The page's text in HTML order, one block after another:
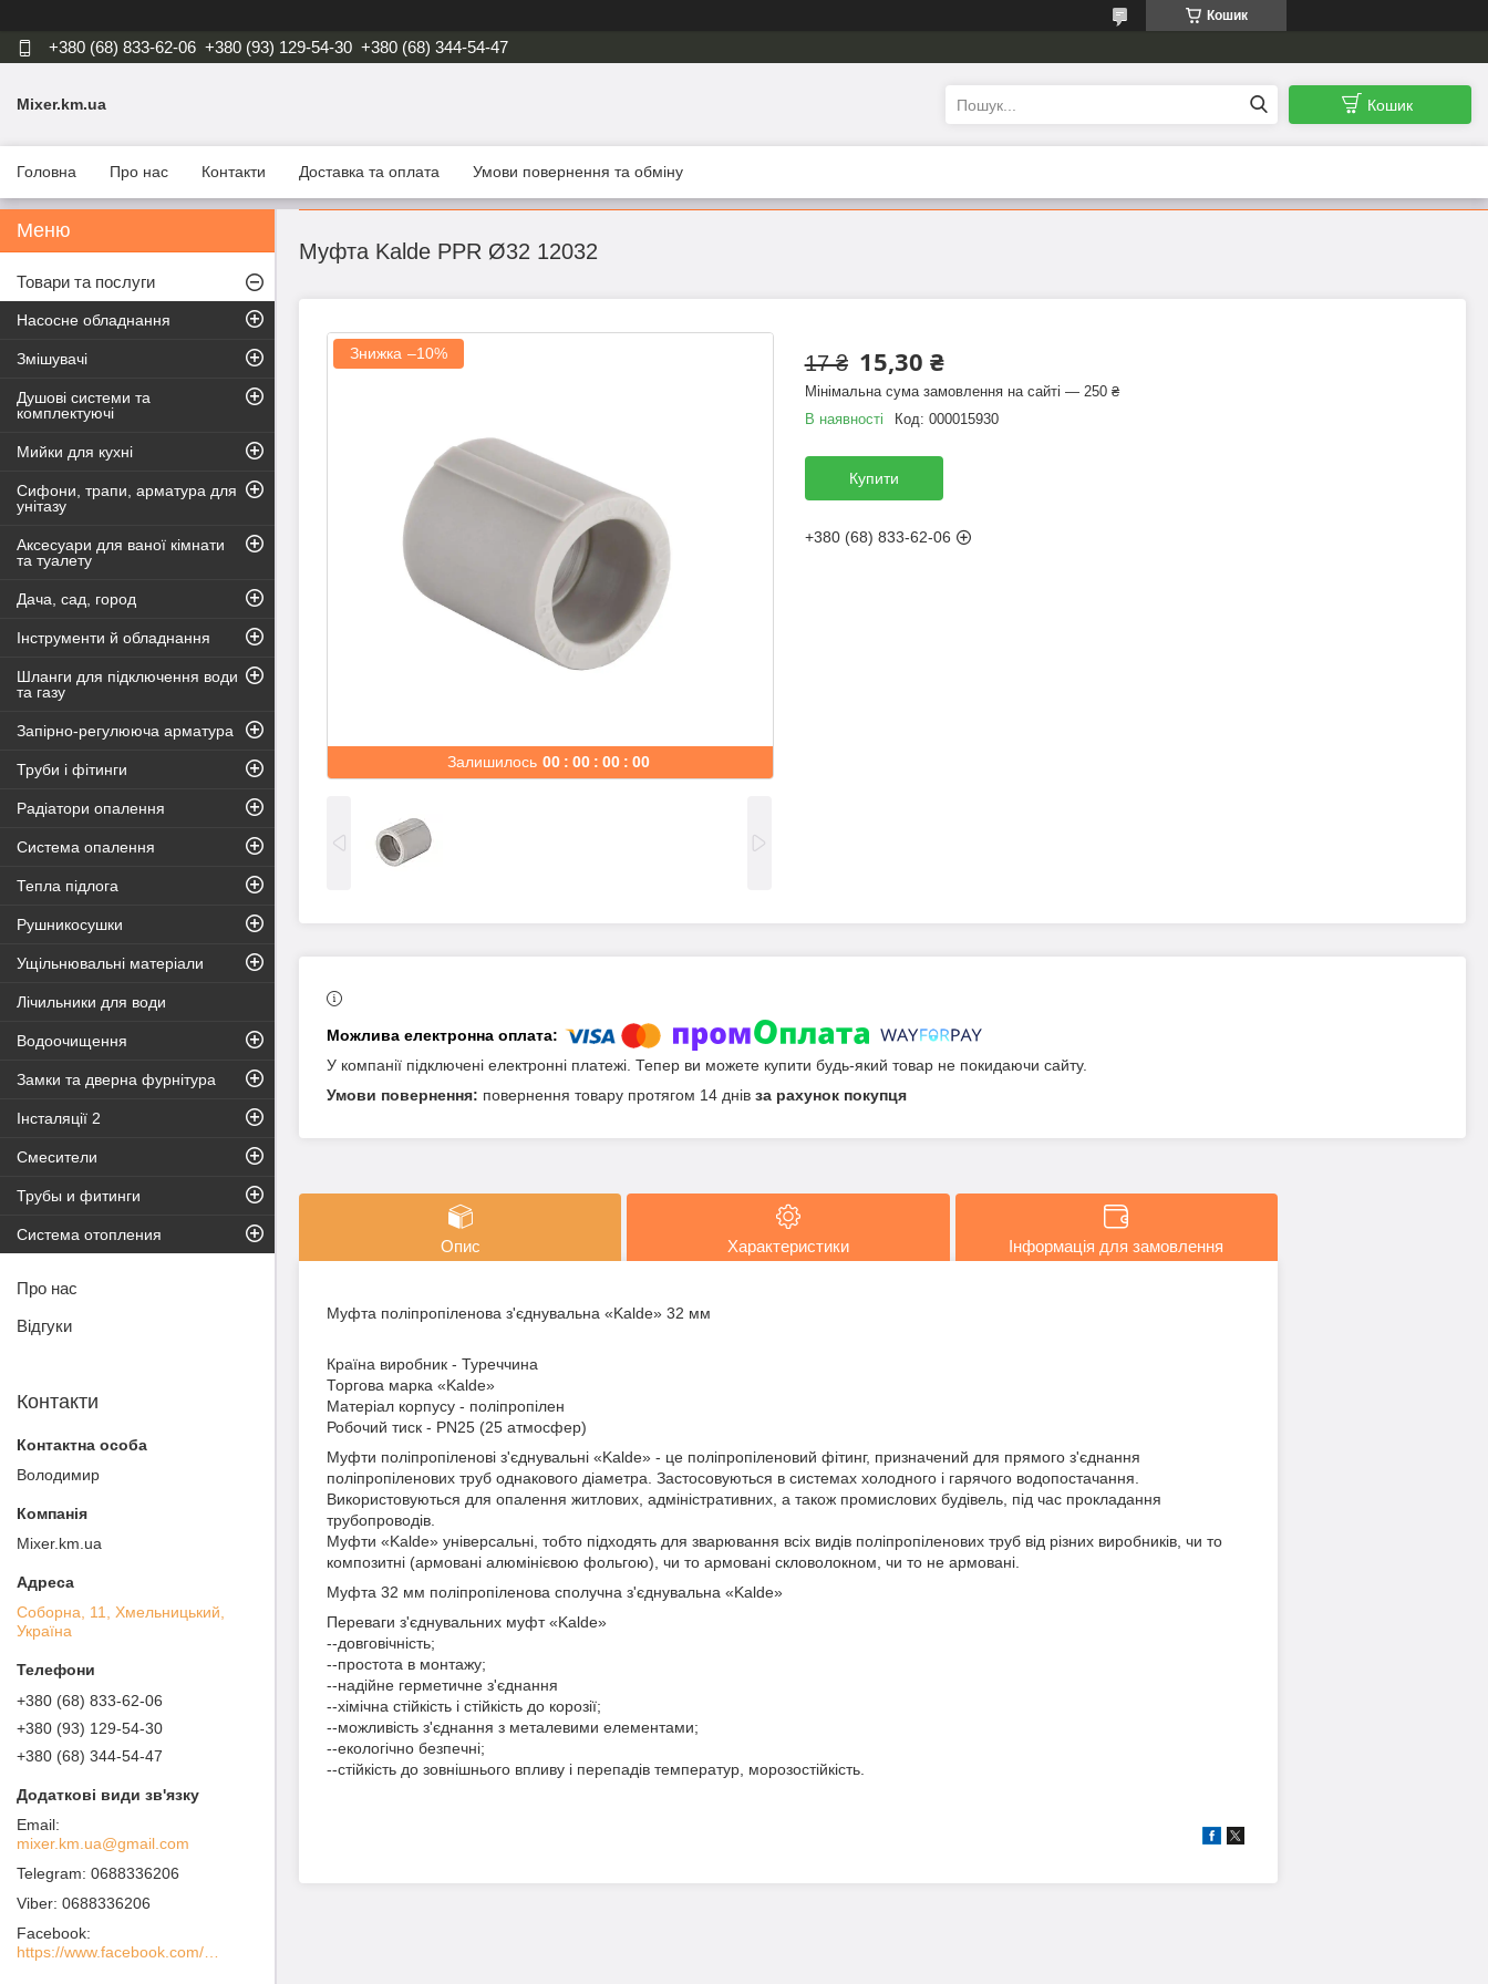
Кошик
+380 (68) 833-62-06 +380 (93) 129-54-30 +380 (68) 344-54-47
Mixer.km.ua Кошик
Головна Про нас Контакти Доставка та оплата Умови повернення та обміну
Муфта Kalde PPR Ø32 12032
Залишилось 00 00 00 00
–10% 17 ₴ 15,30 ₴
Мінімальна сума замовлення на сайті — 250 ₴
В наявності
Код: 000015930
Купити
+380 (68) 833-62-06
У компанії підключені електронні платежі. Тепер ви можете купити будь-який товар не покидаючи сайту.
повернення товару протягом 14 днів за рахунок покупця
Опис Характеристики Інформація для замовлення
Муфта поліпропіленова з'єднувальна «Kalde» 32 мм
Країна виробник - Туреччина
Торгова марка «Kalde»
Матеріал корпусу - поліпропілен
Робочий тиск - PN25 (25 атмосфер)
Муфти поліпропіленові з'єднувальні «Kalde» - це поліпропіленовий фітинг, призначений для прямого з'єднання
поліпропіленових труб однакового діаметра. Застосовуються в системах холодного і гарячого водопостачання.
Використовуються для опалення житлових, адміністративних, а також промислових будівель, під час прокладання
трубопроводів.
Муфти «Kalde» універсальні, тобто підходять для зварювання всіх видів поліпропіленових труб від різних виробників, чи то
композитні (армовані алюмінієвою фольгою), чи то армовані скловолокном, чи то не армовані.
Муфта 32 мм поліпропіленова сполучна з'єднувальна «Kalde»
Переваги з'єднувальних муфт «Kalde»
--довговічність;
--простота в монтажу;
--надійне герметичне з'єднання
--хімічна стійкість і стійкість до корозії;
--можливість з'єднання з металевими елементами;
--екологічно безпечні;
--стійкість до зовнішнього впливу і перепадів температур, морозостійкість.
Товари та послуги
Насосне обладнання
Змішувачі
Душові системи та
комплектуючі
Мийки для кухні
Сифони, трапи, арматура для
унітазу
Аксесуари для ваної кімнати
та туалету
Дача, сад, город
Інструменти й обладнання
Шланги для підключення води
та газу
Запірно-регулююча арматура
Труби і фітинги
Радіатори опалення
Система опалення
Тепла підлога
Рушникосушки
Ущільнювальні матеріали
Лічильники для води
Водоочищення
Замки та дверна фурнітура
Інсталяції 2
Смесители
Трубы и фитинги
Система отопления
Про нас
Відгуки
Контакти
Володимир
Mixer.km.ua
Соборна, 11, Хмельницький,
Україна
+380 (68) 833-62-06
+380 (93) 129-54-30
+380 (68) 344-54-47
mixer.km.ua@gmail.com
0688336206
0688336206
Facebook